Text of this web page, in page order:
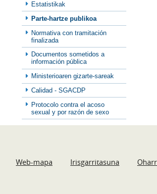
Estatistikak
Parte-hartze publikoa
Normativa con tramitación
finalizada
Documentos sometidos a
información pública
Ministerioaren gizarte-sareak
Calidad - SGACDP
Protocolo contra el acoso
sexual y por razón de sexo
Web-mapa Irisgarritasuna